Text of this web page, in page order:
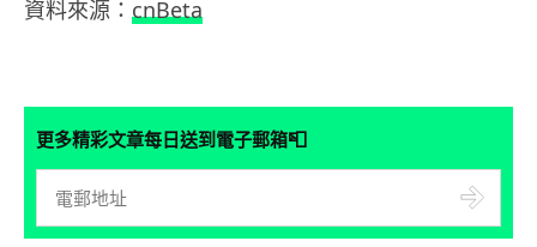
資料來源： cnBeta
更多精彩文章每日送到電子郵箱📮